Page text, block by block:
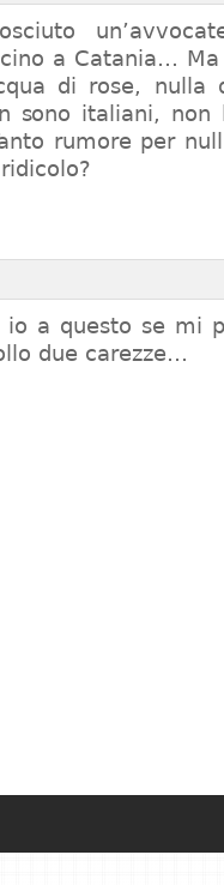
a Catania…
di rose, nulla
sono italiani, non
rumore per
a questo se mi
due carezze…